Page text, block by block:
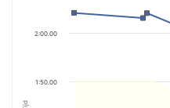
Tijd
1:50.00
2:00.00